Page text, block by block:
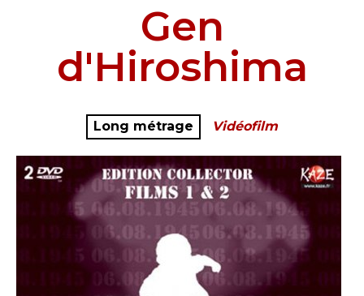
Gen
d'Hiroshima
Long métrage Vidéofilm